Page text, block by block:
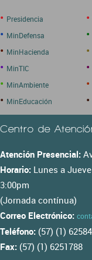
• Presidencia •
• MinDefensa •
• MinHacienda •
• MinTIC •
• MinAmbiente •
• MinEducación •
Centro de
Atención Presencial:
Horario: Lunes a
3:00pm
(Jornada contínua)
Correo Electrónico:
Teléfono: (57) (1)
Fax: (57) (1) 6251788